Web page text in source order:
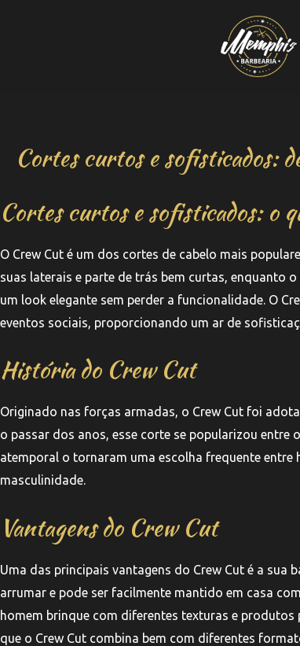
Cortes curtos e sofisticados:
Cortes curtos e sofisticados: o
O Crew Cut é um dos cortes de cabelo mais
suas laterais e parte de trás bem curtas, enquanto
um look elegante sem perder a funcionalidade. O
eventos sociais, proporcionando um ar de
História do Crew Cut
Originado nas forças armadas, o Crew Cut foi
o passar dos anos, esse corte se popularizou entre
atemporal o tornaram uma escolha frequente
masculinidade.
Vantagens do Crew Cut
Uma das principais vantagens do Crew Cut é a sua
arrumar e pode ser facilmente mantido em casa
homem brinque com diferentes texturas e
que o Crew Cut combina bem com diferentes